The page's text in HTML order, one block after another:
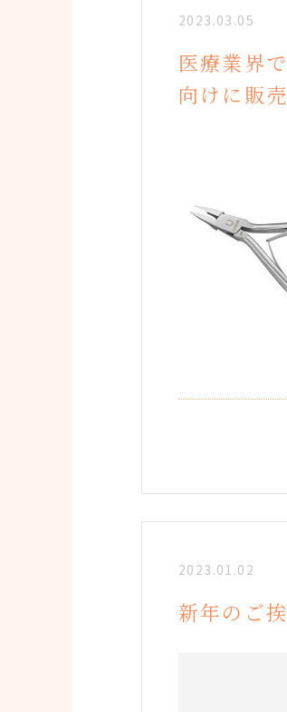
2023.03.05
医療業界
向けに販
2023.01.02
新年のご